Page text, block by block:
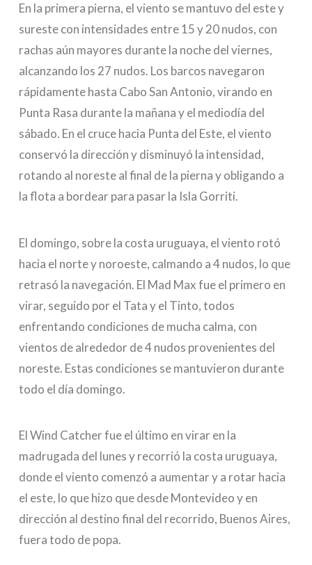
En la primera pierna, el viento se mantuvo del este y
sureste con intensidades entre 15 y 20 nudos, con
rachas aún mayores durante la noche del viernes,
alcanzando los 27 nudos. Los barcos navegaron
rápidamente hasta Cabo San Antonio, virando en
Punta Rasa durante la mañana y el mediodía del
sábado. En el cruce hacia Punta del Este, el viento
conservó la dirección y disminuyó la intensidad,
rotando al noreste al final de la pierna y obligando a
la flota a bordear para pasar la Isla Gorriti.
El domingo, sobre la costa uruguaya, el viento rotó
hacia el norte y noroeste, calmando a 4 nudos, lo que
retrasó la navegación. El Mad Max fue el primero en
virar, seguido por el Tata y el Tinto, todos
enfrentando condiciones de mucha calma, con
vientos de alrededor de 4 nudos provenientes del
noreste. Estas condiciones se mantuvieron durante
todo el día domingo.
El Wind Catcher fue el último en virar en la
madrugada del lunes y recorrió la costa uruguaya,
donde el viento comenzó a aumentar y a rotar hacia
el este, lo que hizo que desde Montevideo y en
dirección al destino final del recorrido, Buenos Aires,
fuera todo de popa.